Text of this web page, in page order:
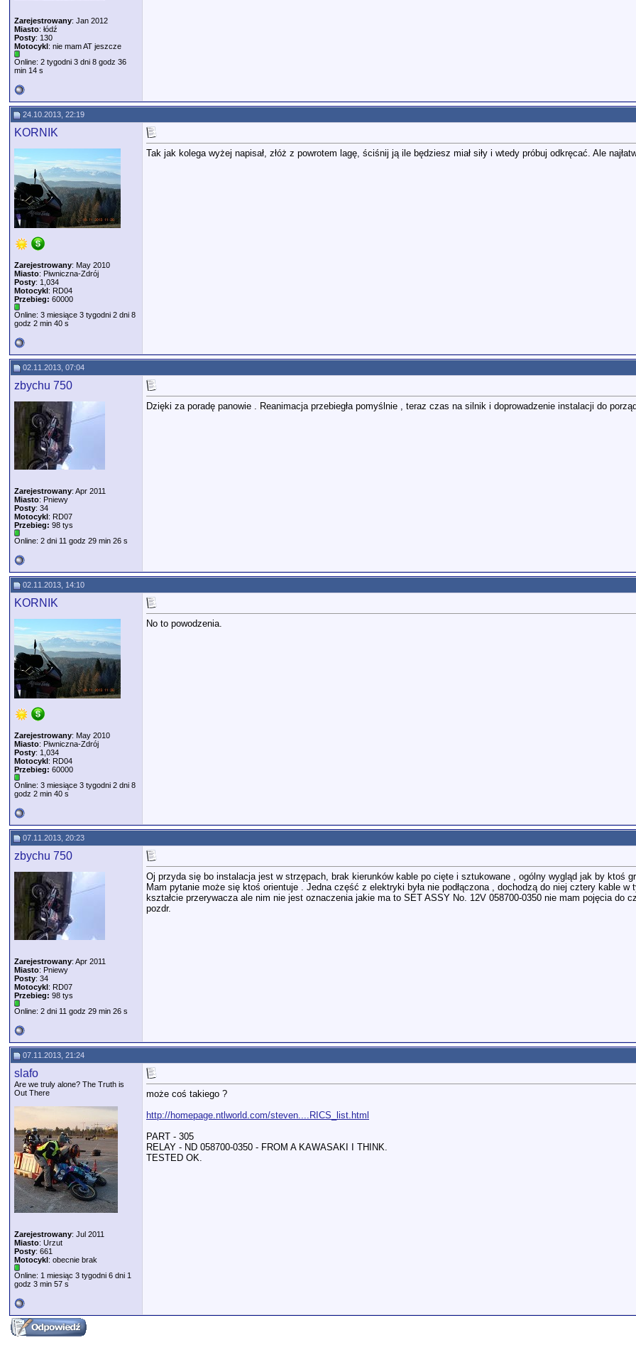
Zarejestrowany: Jan 2012
Miasto: łódź
Posty: 130
Motocykl: nie mam AT jeszcze
Online: 2 tygodni 3 dni 8 godz 36
min 14 s
24.10.2013, 22:19
KORNIK
Zarejestrowany: May 2010
Miasto: Piwniczna-Zdrój
Posty: 1,034
Motocykl: RD04
Przebieg: 60000
Online: 3 miesiące 3 tygodni 2 dni 8
godz 2 min 40 s
Tak jak kolega wyżej napisał, złóż z powrotem lagę, ściśnij ją ile będziesz miał siły i wtedy próbuj odkręcać. Ale
02.11.2013, 07:04
zbychu 750
Zarejestrowany: Apr 2011
Miasto: Pniewy
Posty: 34
Motocykl: RD07
Przebieg: 98 tys
Online: 2 dni 11 godz 29 min 26 s
Dzięki za poradę panowie . Reanimacja przebiegła pomyślnie , teraz czas na silnik i doprowadzenie instalacji do
02.11.2013, 14:10
KORNIK
Zarejestrowany: May 2010
Miasto: Piwniczna-Zdrój
Posty: 1,034
Motocykl: RD04
Przebieg: 60000
Online: 3 miesiące 3 tygodni 2 dni 8
godz 2 min 40 s
No to powodzenia.
07.11.2013, 20:23
zbychu 750
Zarejestrowany: Apr 2011
Miasto: Pniewy
Posty: 34
Motocykl: RD07
Przebieg: 98 tys
Online: 2 dni 11 godz 29 min 26 s
Oj przyda się bo instalacja jest w strzępach, brak kierunków kable po cięte i sztukowane , ogólny wygląd jak by ktoś
Mam pytanie może się ktoś orientuje . Jedna część z elektryki była nie podłączona , dochodzą do niej cztery kable
kształcie przerywacza ale nim nie jest oznaczenia jakie ma to SET ASSY No. 12V 058700-0350 nie mam pojęcia do
pozdr.
07.11.2013, 21:24
slafo
Are we truly alone? The Truth is
Out There
Zarejestrowany: Jul 2011
Miasto: Urzut
Posty: 661
Motocykl: obecnie brak
Online: 1 miesiąc 3 tygodni 6 dni 1
godz 3 min 57 s
może coś takiego ?
http://homepage.ntlworld.com/steven....RICS_list.html
PART - 305
RELAY - ND 058700-0350 - FROM A KAWASAKI I THINK.
TESTED OK.